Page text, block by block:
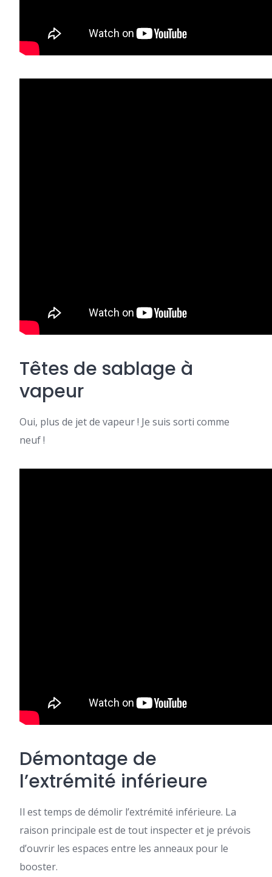
Têtes de sablage à
vapeur
Oui, plus de jet de vapeur ! Je suis sorti comme
neuf !
Démontage de
l’extrémité inférieure
Il est temps de démolir l’extrémité inférieure. La
raison principale est de tout inspecter et je prévois
d’ouvrir les espaces entre les anneaux pour le
booster.